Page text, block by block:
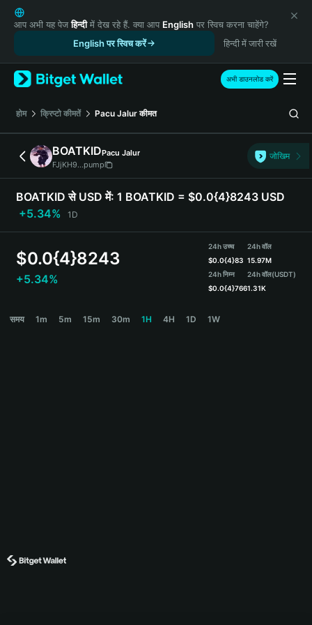
English
日本語
Русский
Español (Latinoamérica)
Türkçe
Italiano
Deutsch
简体中文
繁體中文
Português (Portugal)
Bahasa Indonesia
Español
आप अभी यह पेजहिन्दीमें देख रहे हैं. क्या आप English पर स्विच करना चाहेंगे?
English पर स्विच करें
हिन्दी में जारी रखें
अभी डाउनलोड करें
होम क्रिप्टो कीमतें Pacu Jalur कीमत
BOATKIDPacu Jalur
FJjKH9...pump
जोखिम
BOATKID से USD में: 1 BOATKID = $0.0{4}8243 USD
+5.34%
1D
$0.0{4}8243
+5.34%
24h उच्च
$0.0{4}83
24h निम्न
$0.0{4}766
24h वॉल
15.97M
24h वॉल(USDT)
1.31K
समय 1m 5m 15m 30m 1H 4H 1D 1W